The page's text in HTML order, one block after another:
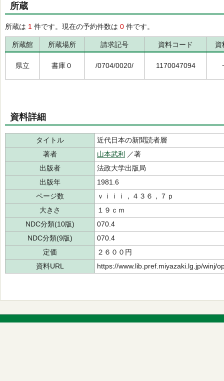
所蔵
所蔵は 1 件です。現在の予約件数は 0 件です。
所蔵館 所蔵場所 請求記号 資料コード 資
県立 書庫０ /0704/0020/ 1170047094
資料詳細
タイトル
近代日本の新聞読者層
著者
山本武利
／著
出版者
法政大学出版局
出版年
1981.6
ページ数
ｖｉｉｉ，４３６，７ｐ
大きさ
１９ｃｍ
NDC分類(10版)
070.4
NDC分類(9版)
070.4
定価
２６００円
資料URL
https://www.lib.pref.miyazaki.lg.jp/winj/